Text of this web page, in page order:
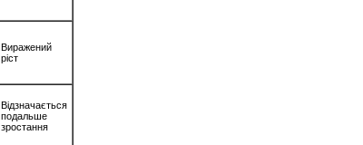
Виражений
ріст
Відзначається
подальше
зростання